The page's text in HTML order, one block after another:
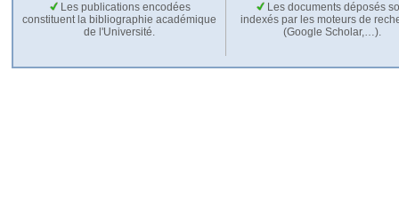
Les publications encodées
constituent la bibliographie académique
de l'Université.
Les documents déposés
indexés par les moteurs de
(Google Scholar,…).